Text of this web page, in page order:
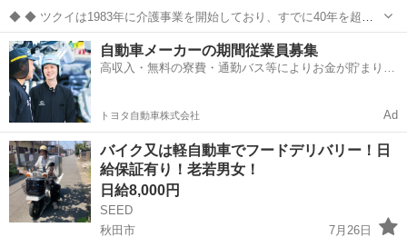
◆ ◆ ツクイは1983年に介護事業を開始しており、すでに40年を超え
る歴史を有しています。デイサービスでは業界トップクラス！ ◆グル
ープ会社の経営管理 ◆在宅介護サービス:デイサービス/訪問介護/訪問
入浴/訪問看護/...
秋田 秋田市 羽後牛島駅 その他
自動車メーカーの期間従業員募集
高収入・無料の寮費・通勤バス等によりお金が貯まりや
トヨタ自動車株式会社 Ad
バイク又は軽自動車でフードデリバリー！日
給保証有り！老若男女！
日給8,000円
SEED
秋田市
7月26日